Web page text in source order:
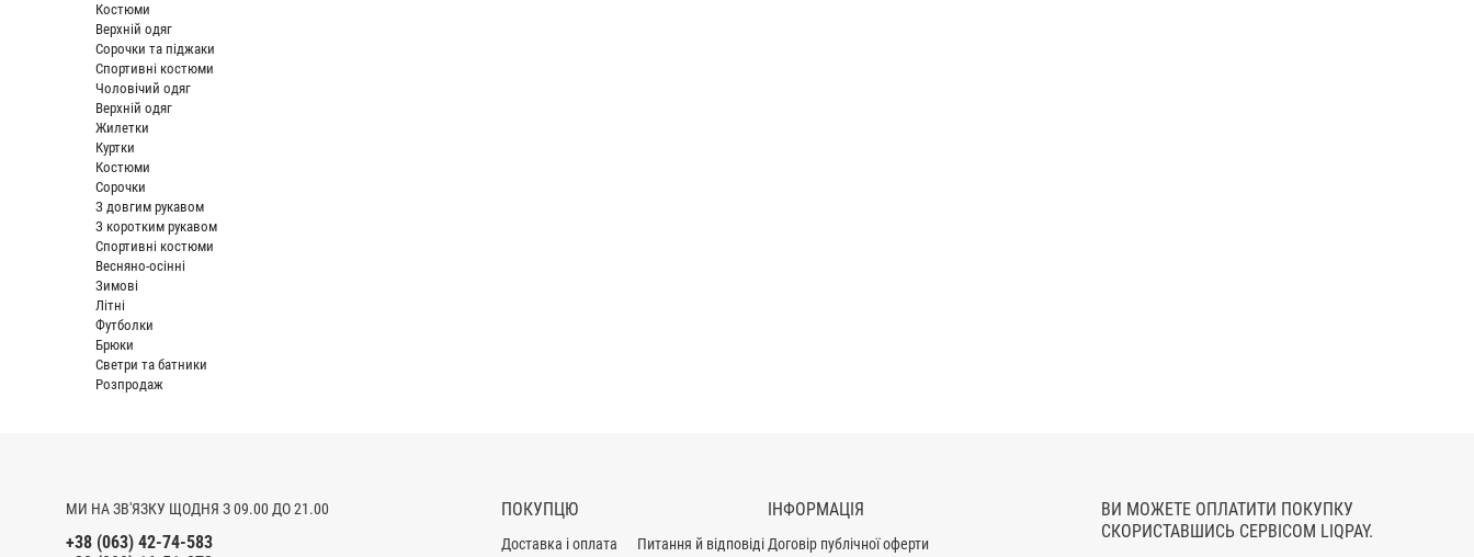
Костюми
Верхній одяг
Сорочки та піджаки
Спортивні костюми
Чоловічий одяг
Верхній одяг
Жилетки
Куртки
Костюми
Сорочки
З довгим рукавом
З коротким рукавом
Спортивні костюми
Весняно-осінні
Зимові
Літні
Футболки
Брюки
Светри та батники
Розпродаж
МИ НА ЗВ'ЯЗКУ ЩОДНЯ З 09.00 ДО 21.00
+38 (063) 42-74-583
ПОКУПЦЮ
Доставка і оплата Питання й відповіді
ІНФОРМАЦІЯ
Договір публічної оферти
ВИ МОЖЕТЕ ОПЛАТИТИ ПОКУПКУ
СКОРИСТАВШИСЬ СЕРВІСОМ LIQPAY.